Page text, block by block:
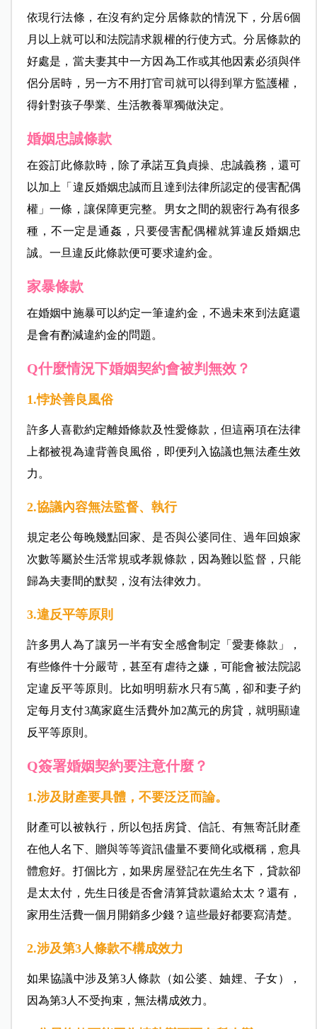
依現行法條，在沒有約定分居條款的情況下，分居6個
月以上就可以和法院請求親權的行使方式。分居條款的
好處是，當夫妻其中一方因為工作或其他因素必須與伴
侶分居時，另一方不用打官司就可以得到單方監護權，
得針對孩子學業、生活教養單獨做決定。
婚姻忠誠條款
在簽訂此條款時，除了承諾互負貞操、忠誠義務，還可
以加上「違反婚姻忠誠而且達到法律所認定的侵害配偶
權」一條，讓保障更完整。男女之間的親密行為有很多
種，不一定是通姦，只要侵害配偶權就算違反婚姻忠
誠。一旦違反此條款便可要求違約金。
家暴條款
在婚姻中施暴可以約定一筆違約金，不過未來到法庭還
是會有酌減違約金的問題。
Q什麼情況下婚姻契約會被判無效？
1.悖於善良風俗
許多人喜歡約定離婚條款及性愛條款，但這兩項在法律
上都被視為違背善良風俗，即便列入協議也無法產生效
力。
2.協議內容無法監督、執行
規定老公每晚幾點回家、是否與公婆同住、過年回娘家
次數等屬於生活常規或孝親條款，因為難以監督，只能
歸為夫妻間的默契，沒有法律效力。
3.違反平等原則
許多男人為了讓另一半有安全感會制定「愛妻條款」，
有些條件十分嚴苛，甚至有虐待之嫌，可能會被法院認
定違反平等原則。比如明明薪水只有5萬，卻和妻子約
定每月支付3萬家庭生活費外加2萬元的房貸，就明顯違
反平等原則。
Q簽署婚姻契約要注意什麼？
1.涉及財產要具體，不要泛泛而論。
財產可以被執行，所以包括房貸、信託、有無寄託財產
在他人名下、贈與等等資訊儘量不要簡化或概稱，愈具
體愈好。打個比方，如果房屋登記在先生名下，貸款卻
是太太付，先生日後是否會清算貸款還給太太？還有，
家用生活費一個月開銷多少錢？這些最好都要寫清楚。
2.涉及第3人條款不構成效力
如果協議中涉及第3人條款（如公婆、妯娌、子女），
因為第3人不受拘束，無法構成效力。